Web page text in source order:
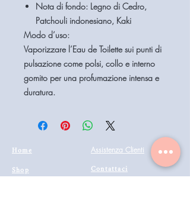
Nota di fondo: Legno di Cedro,
Patchouli indonesiano, Kaki
Modo d’uso:
Vaporizzare l’Eau de Toilette sui punti di
pulsazione come polsi, collo e interno
gomito per una profumazione intensa e
duratura.
Home
Shop
Assistenza Clienti
Contattaci